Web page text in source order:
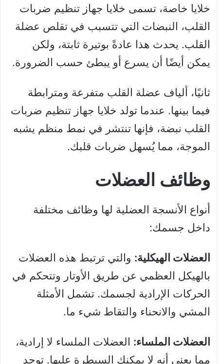
خلايا خاصة، تسمى خلايا جهاز تنظيم ضربات
القلب، النبضات التي تتسبب في تقلص عضلة
القلب. يحدث هذا عادةً بوتيرة ثابتة، ولكن
يمكن أيضًا أن يسرع أو يبطئ حسب الضرورة.
ثانيًا، ألياف عضلة القلب متفرعة ومترابطة
فيما بينها. عندما تولد خلايا جهاز تنظيم ضربات
القلب نبضة، فإنها تنتشر في نمط منظم يشبه
الموجة، مما يُسهل ضربات قلبك.
وظائف العضلات
أنواع الأنسجة العضلية لها وظائف مختلفة
داخل جسمك:
العضلات الهيكلية: والتي ترتبط هذه العضلات
بالهيكل العظمي عن طريق الأوتار وتتحكم في
الحركات الإرادية لجسمك. تشمل الأمثلة
المشي والانحناء والتقاط شيء ما.
العضلات الملساء: العضلات الملساء لا إرادية،
مما يعني أنه لا يمكنك السيطرة عليها. توجد